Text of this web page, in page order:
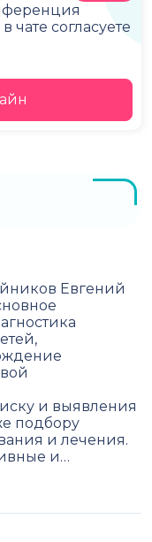
чате согласуете
Евгений
и выявления
подбору
и лечения.
и…